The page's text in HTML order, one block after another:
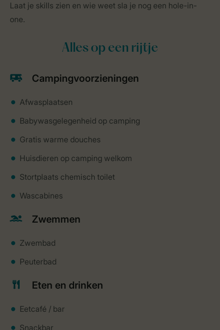
Laat je skills zien en wie weet sla je nog een hole-in-
one.
Alles op een rijtje
Campingvoorzieningen
Afwasplaatsen
Babywasgelegenheid op camping
Gratis warme douches
Huisdieren op camping welkom
Stortplaats chemisch toilet
Wascabines
Zwemmen
Zwembad
Peuterbad
Eten en drinken
Eetcafé / bar
Snackbar